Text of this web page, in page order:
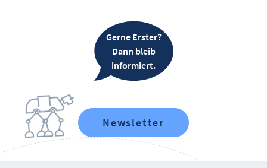
Gerne Erster?
Dann bleib
informiert.
Newsletter